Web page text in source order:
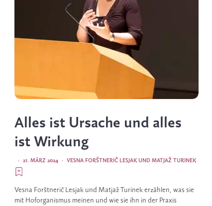
Alles ist Ursache und alles
ist Wirkung
VESNA FORŠTNERIČ LESJAK UND MATJAŽ TURINEK
·
21. MÄRZ 2024
·
Vesna Forštnerič Lesjak und Matjaž Turinek erzählen, was sie
mit Hoforganismus meinen und wie sie ihn in der Praxis